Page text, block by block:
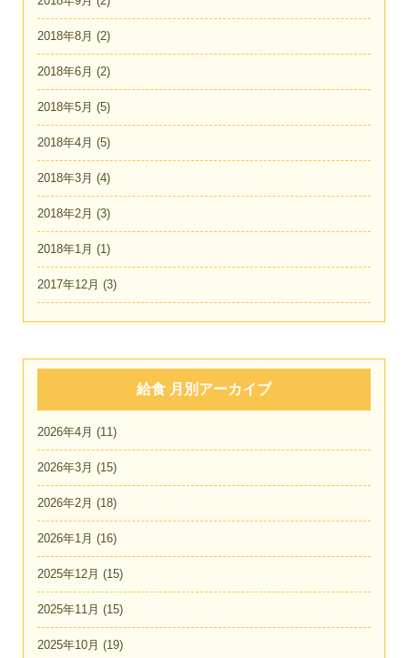
2018年8月 (2)
2018年6月 (2)
2018年5月 (5)
2018年4月 (5)
2018年3月 (4)
2018年2月 (3)
2018年1月 (1)
2017年12月 (3)
給食 月別アーカイブ
2026年4月 (11)
2026年3月 (15)
2026年2月 (18)
2026年1月 (16)
2025年12月 (15)
2025年11月 (15)
2025年10月 (19)